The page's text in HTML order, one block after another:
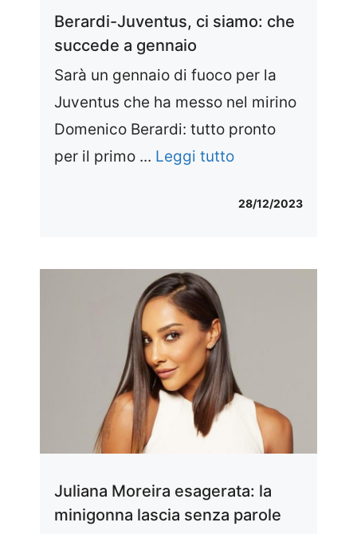
Berardi-Juventus, ci siamo: che
succede a gennaio
Sarà un gennaio di fuoco per la
Juventus che ha messo nel mirino
Domenico Berardi: tutto pronto
per il primo ... Leggi tutto
28/12/2023
Juliana Moreira esagerata: la
minigonna lascia senza parole